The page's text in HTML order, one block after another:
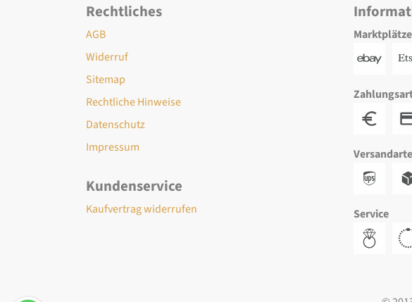
Rechtliches
AGB
Widerruf
Sitemap
Rechtliche Hinweise
Datenschutz
Impressum
Kundenservice
Kaufvertrag widerrufen
Marktplätze
Service